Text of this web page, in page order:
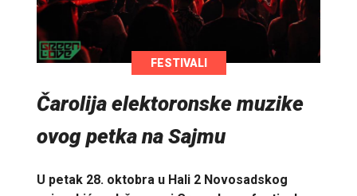
FESTIVALI
Čarolija elektoronske muzike
ovog petka na Sajmu
U petak 28. oktobra u Hali 2 Novosadskog